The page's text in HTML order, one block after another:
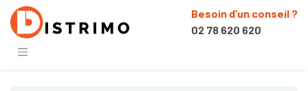
Besoin d’un conseil ?
02 78 620 620